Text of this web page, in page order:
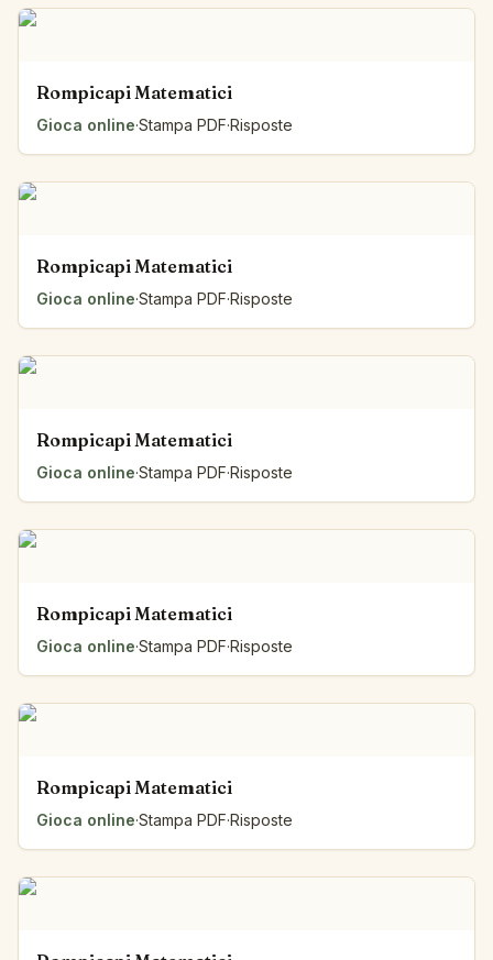
Rompicapi Matematici
Gioca online·Stampa PDF·Risposte
Rompicapi Matematici
Gioca online·Stampa PDF·Risposte
Rompicapi Matematici
Gioca online·Stampa PDF·Risposte
Rompicapi Matematici
Gioca online·Stampa PDF·Risposte
Rompicapi Matematici
Gioca online·Stampa PDF·Risposte